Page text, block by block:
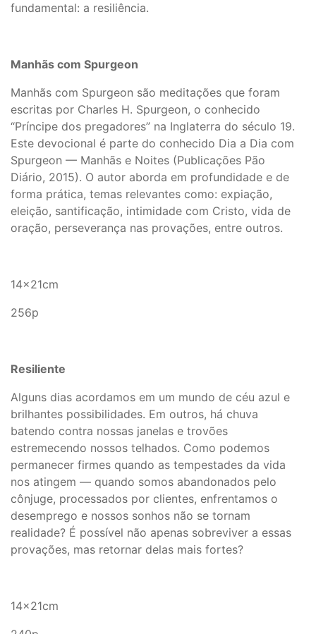
fundamental: a resiliência.
Manhãs com Spurgeon
Manhãs com Spurgeon são meditações que foram
escritas por Charles H. Spurgeon, o conhecido
“Príncipe dos pregadores” na Inglaterra do século 19.
Este devocional é parte do conhecido Dia a Dia com
Spurgeon — Manhãs e Noites (Publicações Pão
Diário, 2015). O autor aborda em profundidade e de
forma prática, temas relevantes como: expiação,
eleição, santificação, intimidade com Cristo, vida de
oração, perseverança nas provações, entre outros.
14x21cm
256p
Resiliente
Alguns dias acordamos em um mundo de céu azul e
brilhantes possibilidades. Em outros, há chuva
batendo contra nossas janelas e trovões
estremecendo nossos telhados. Como podemos
permanecer firmes quando as tempestades da vida
nos atingem — quando somos abandonados pelo
cônjuge, processados por clientes, enfrentamos o
desemprego e nossos sonhos não se tornam
realidade? É possível não apenas sobreviver a essas
provações, mas retornar delas mais fortes?
14x21cm